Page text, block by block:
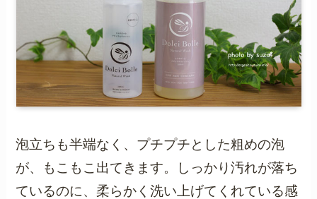
泡立ちも半端なく、プチプチとした粗めの泡
が、もこもこ出てきます。しっかり汚れが落ち
ているのに、柔らかく洗い上げてくれている感